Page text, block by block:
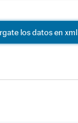
los datos en xml